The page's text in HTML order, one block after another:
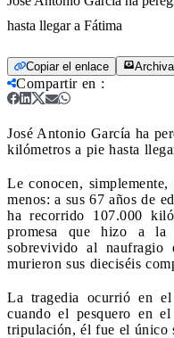
hasta llegar a Fátima
Copiar el enlace
Compartir en :
José Antonio García ha
kilómetros a pie hasta
Le conocen,
menos: a sus 67 años de
ha recorrido 107.000
promesa que hizo a la
sobrevivido al
murieron sus dieciséis
La tragedia ocurrió en
cuando el pesquero en
tripulación, él fue el único